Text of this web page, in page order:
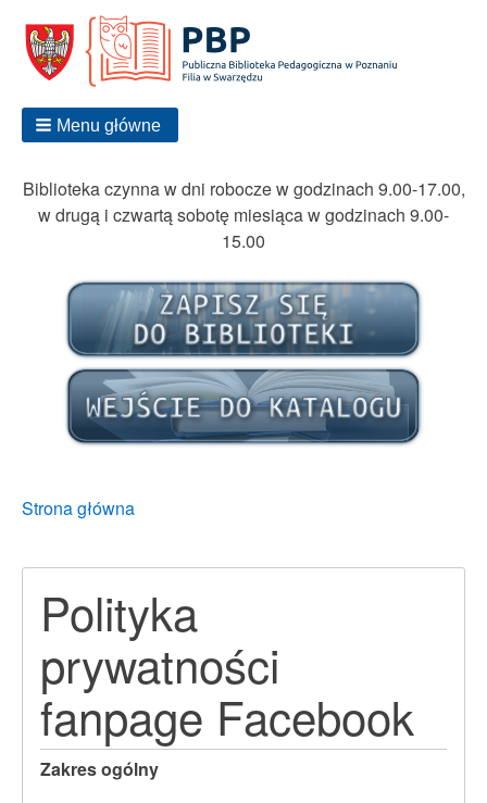
Menu główne
Biblioteka czynna w dni robocze w godzinach 9.00-17.00,
w drugą i czwartą sobotę miesiąca w godzinach 9.00-
15.00
Breadcrumbs
You
Strona główna
Polityka
prywatności
fanpage Facebook
Zakres ogólny